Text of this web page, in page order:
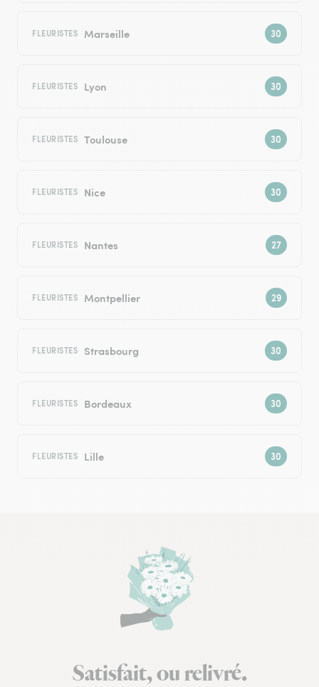
FLEURISTES Marseille
FLEURISTES Lyon
FLEURISTES Toulouse
FLEURISTES Nice
FLEURISTES Nantes
FLEURISTES Montpellier
FLEURISTES Strasbourg
FLEURISTES Bordeaux
FLEURISTES Lille
Satisfait, ou relivré.